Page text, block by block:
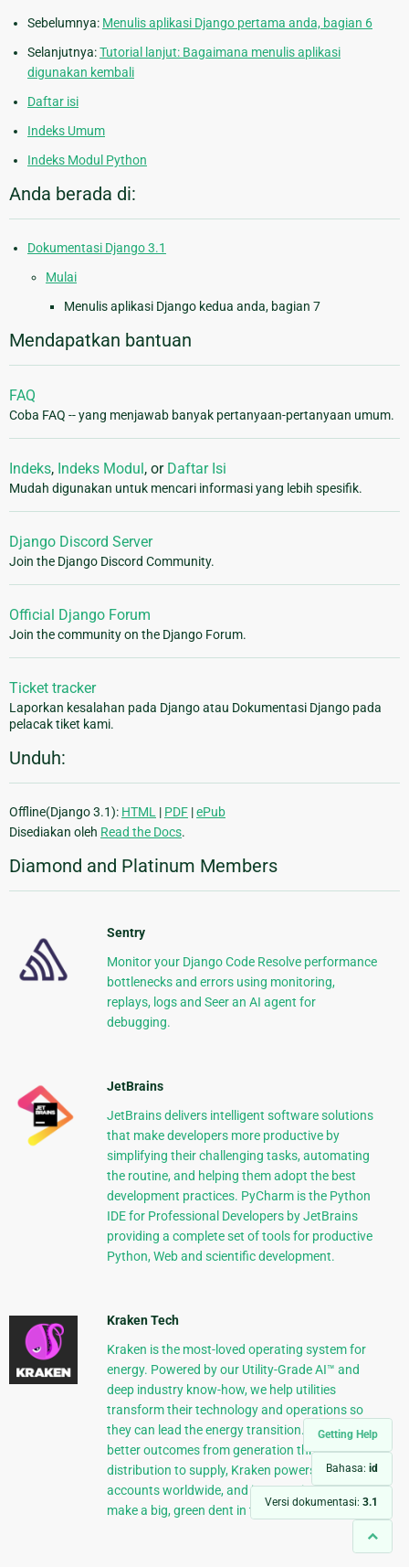
Getting Help
Bahasa: id
Versi dokumentasi: 3.1
Sebelumnya: Menulis aplikasi Django pertama anda, bagian 6
Selanjutnya:Tutorial lanjut: Bagaimana menulis aplikasi
digunakan kembali
Daftar isi
Indeks Umum
Indeks Modul Python
Anda berada di:
Dokumentasi Django 3.1
Mulai
Menulis aplikasi Django kedua anda, bagian 7
Mendapatkan bantuan
FAQ
Coba FAQ -- yang menjawab banyak pertanyaan-pertanyaan umum.
Indeks, Indeks Modul, or Daftar Isi
Mudah digunakan untuk mencari informasi yang lebih spesifik.
Django Discord Server
Join the Django Discord Community.
Official Django Forum
Join the community on the Django Forum.
Ticket tracker
Laporkan kesalahan pada Django atau Dokumentasi Django pada
pelacak tiket kami.
Unduh:
Offline(Django 3.1): HTML | PDF |ePub
Disediakan oleh Read the Docs.
Diamond and Platinum Members
Sentry
Monitor your Django Code Resolve performance
bottlenecks and errors using monitoring,
replays, logs and Seer an AI agent for
debugging.
JetBrains
JetBrains delivers intelligent software solutions
that make developers more productive by
simplifying their challenging tasks, automating
the routine, and helping them adopt the best
development practices. PyCharm is the Python
IDE for Professional Developers by JetBrains
providing a complete set of tools for productive
Python, Web and scientific development.
Kraken Tech
Kraken is the most-loved operating system for
energy. Powered by our Utility-Grade AI™ and
deep industry know-how, we help utilities
transform their technology and operations so
they can lead the energy transition. Delivering
better outcomes from generation through
distribution to supply, Kraken powers 70+ million
accounts worldwide, and is on a mission to
make a big, green dent in the universe.